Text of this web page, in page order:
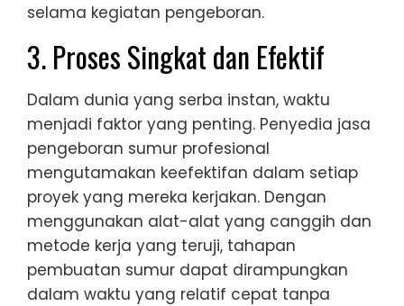
selama kegiatan pengeboran.
3. Proses Singkat dan Efektif
Dalam dunia yang serba instan, waktu
menjadi faktor yang penting. Penyedia jasa
pengeboran sumur profesional
mengutamakan keefektifan dalam setiap
proyek yang mereka kerjakan. Dengan
menggunakan alat-alat yang canggih dan
metode kerja yang teruji, tahapan
pembuatan sumur dapat dirampungkan
dalam waktu yang relatif cepat tanpa